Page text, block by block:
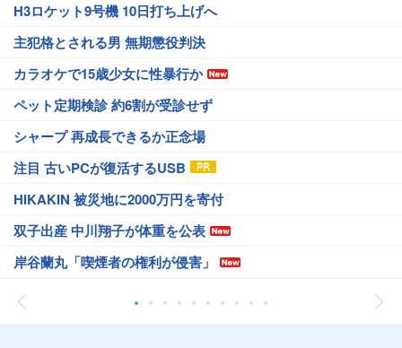
H3ロケット9号機 10日打ち上げへ
主犯格とされる男 無期懲役判決
カラオケで15歳少女に性暴行か
ペット定期検診 約6割が受診せず
シャープ 再成長できるか正念場
注目 古いPCが復活するUSB
HIKAKIN 被災地に2000万円を寄付
双子出産 中川翔子が体重を公表
岸谷蘭丸「喫煙者の権利が侵害」